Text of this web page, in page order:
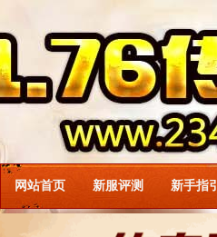
网站首页 新服评测 新手指引